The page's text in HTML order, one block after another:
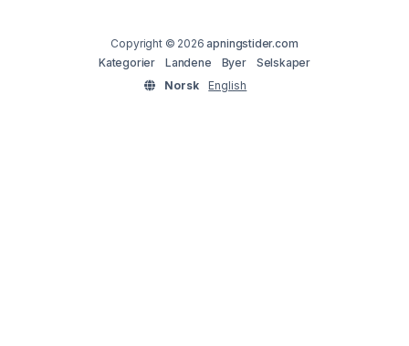
Copyright © 2026apningstider.com
Kategorier
Landene Byer
Selskaper
Norsk
English